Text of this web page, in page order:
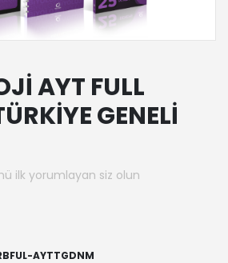
AYT FULL
GENELİ
ilk yorumlayan siz olun
AYTTGDNM